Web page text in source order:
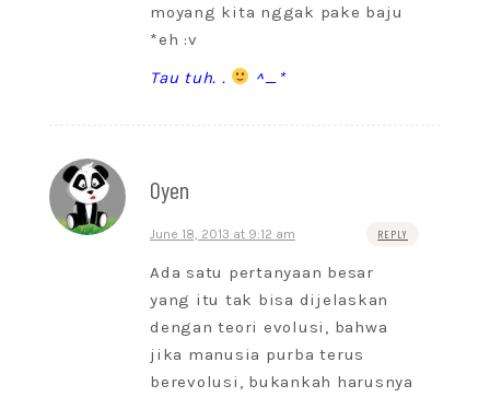
moyang kita nggak pake baju
*eh :v
Tau tuh. .
^_*
Oyen
June 18, 2013 at 9:12 am REPLY
Ada satu pertanyaan besar
yang itu tak bisa dijelaskan
dengan teori evolusi, bahwa
jika manusia purba terus
berevolusi, bukankah harusnya